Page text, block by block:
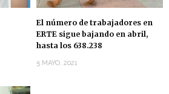
El número de trabajadores en
ERTE sigue bajando en abril,
hasta los 638.238
5 MAYO, 2021